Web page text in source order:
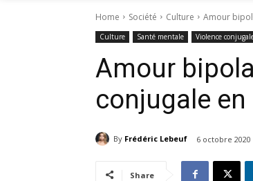
Home Société Culture Amour
Culture Santé mentale Violence
Amour
conjugale
By Frédéric Lebeuf 6 octobre 2020
Share